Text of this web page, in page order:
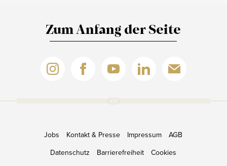
Zum Anfang der Seite
Jobs Kontakt & Presse Impressum
AGB
Datenschutz
Barrierefreiheit
Cookies